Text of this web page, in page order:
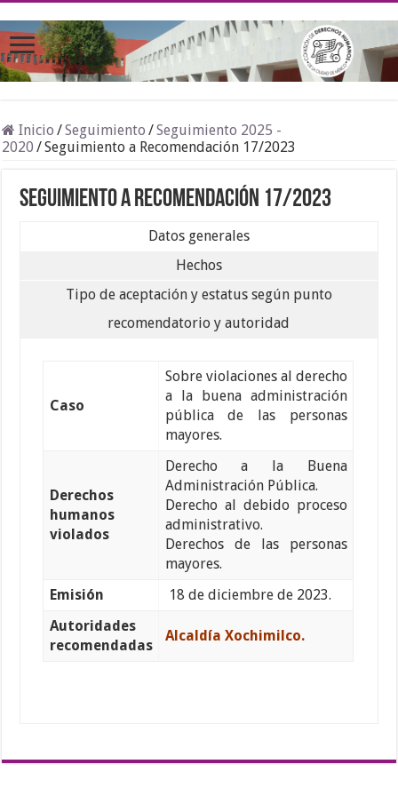
Inicio /Seguimiento /Seguimiento 2025 -
2020 /Seguimiento a Recomendación 17/2023
Seguimiento a Recomendación 17/2023
Datos generales
Hechos
Tipo de aceptación y estatus según punto
recomendatorio y autoridad
Caso
Sobre violaciones al derecho
a la buena administración
pública de las personas
mayores.
Derechos
humanos
violados
Derecho a la Buena
Administración Pública.
Derecho al debido proceso
administrativo.
Derechos de las personas
mayores.
Emisión
18 de diciembre de 2023.
Autoridades
recomendadas
Alcaldía Xochimilco.